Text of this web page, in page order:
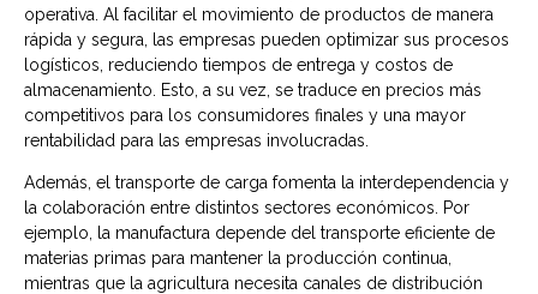
operativa. Al facilitar el movimiento de productos de manera
rápida y segura, las empresas pueden optimizar sus procesos
logísticos, reduciendo tiempos de entrega y costos de
almacenamiento. Esto, a su vez, se traduce en precios más
competitivos para los consumidores finales y una mayor
rentabilidad para las empresas involucradas.
Además, el transporte de carga fomenta la interdependencia y
la colaboración entre distintos sectores económicos. Por
ejemplo, la manufactura depende del transporte eficiente de
materias primas para mantener la producción continua,
mientras que la agricultura necesita canales de distribución